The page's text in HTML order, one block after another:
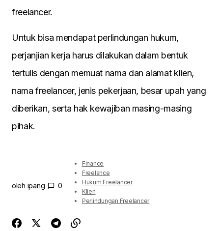
freelancer.
Untuk bisa mendapat perlindungan hukum,
perjanjian kerja harus dilakukan dalam bentuk
tertulis dengan memuat nama dan alamat klien,
nama freelancer, jenis pekerjaan, besar upah yang
diberikan, serta hak kewajiban masing-masing
pihak.
oleh ipang 0
Finance
Freelance
Hukum Freelancer
Klien
Perlindungan Freelancer